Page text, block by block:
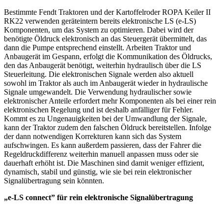
Bestimmte Fendt Traktoren und der Kartoffelroder ROPA Keiler II
RK22 verwenden geräteintern bereits elektronische LS (e-LS)
Komponenten, um das System zu optimieren. Dabei wird der
benötigte Öldruck elektronisch an das Steuergerät übermittelt, das
dann die Pumpe entsprechend einstellt. Arbeiten Traktor und
Anbaugerät im Gespann, erfolgt die Kommunikation des Öldrucks,
den das Anbaugerät benötigt, weiterhin hydraulisch über die LS
Steuerleitung. Die elektronischen Signale werden also aktuell
sowohl im Traktor als auch im Anbaugerät wieder in hydraulische
Signale umgewandelt. Die Verwendung hydraulischer sowie
elektronischer Anteile erfordert mehr Komponenten als bei einer rein
elektronischen Regelung und ist deshalb anfälliger für Fehler.
Kommt es zu Ungenauigkeiten bei der Umwandlung der Signale,
kann der Traktor zudem den falschen Öldruck bereitstellen. Infolge
der dann notwendigen Korrekturen kann sich das System
aufschwingen. Es kann außerdem passieren, dass der Fahrer die
Regeldruckdifferenz weiterhin manuell anpassen muss oder sie
dauerhaft erhöht ist. Die Maschinen sind damit weniger effizient,
dynamisch, stabil und günstig, wie sie bei rein elektronischer
Signalübertragung sein könnten.
„e-LS connect” für rein elektronische Signalübertragung